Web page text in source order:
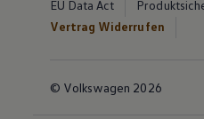
EU Data Act
Vertrag Widerrufen
© Volkswagen 2026